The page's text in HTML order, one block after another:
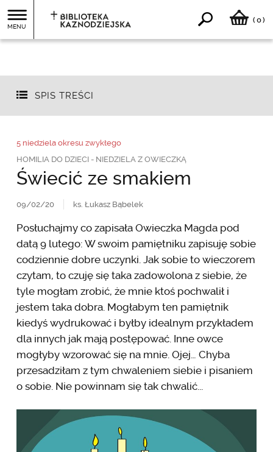
MENU
( 0)
SPIS TREŚCI
5 niedziela okresu zwykłego
HOMILIA DO DZIECI - NIEDZIELA Z OWIECZKĄ
Świecić ze smakiem
09/02/20 ks. Łukasz Bąbelek
Posłuchajmy co zapisała Owieczka Magda pod
datą 9 lutego: W swoim pamiętniku zapisuję sobie
codziennie dobre uczynki. Jak sobie to wieczorem
czytam, to czuję się taka zadowolona z siebie, że
tyle mogłam zrobić, że mnie ktoś pochwalił i
jestem taka dobra. Mogłabym ten pamiętnik
kiedyś wydrukować i byłby idealnym przykładem
dla innych jak mają postępować. Inne owce
mogłyby wzorować się na mnie. Ojej… Chyba
przesadziłam z tym chwaleniem siebie i pisaniem
o sobie. Nie powinnam się tak chwalić...